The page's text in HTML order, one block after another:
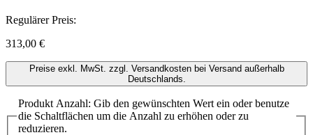
Regulärer Preis:
313,00 €
Preise exkl. MwSt. zzgl. Versandkosten bei Versand außerhalb
Deutschlands.
Produkt Anzahl: Gib den gewünschten Wert ein oder benutze
die Schaltflächen um die Anzahl zu erhöhen oder zu
reduzieren.